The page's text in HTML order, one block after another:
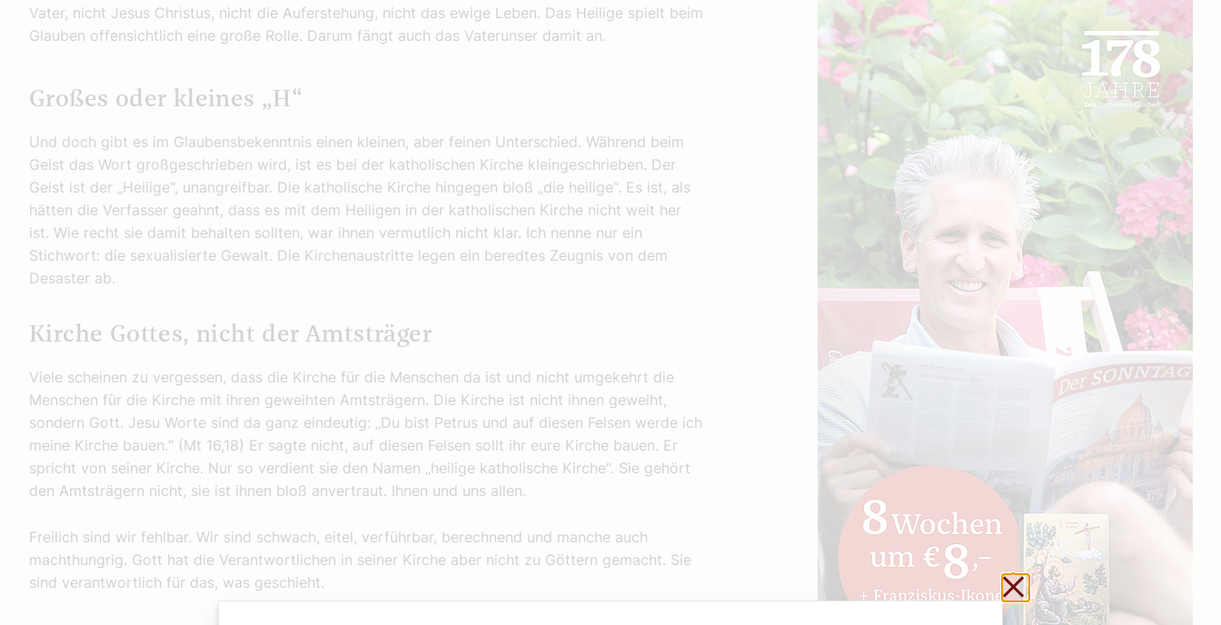
Vater, nicht Jesus Christus, nicht die Auferstehung, nicht das ewige Leben. Das Heilige spielt beim
Glauben offensichtlich eine große Rolle. Darum fängt auch das Vaterunser damit an.
Großes oder kleines „H“
Und doch gibt es im Glaubensbekenntnis einen kleinen, aber feinen Unterschied. Während beim
Geist das Wort großgeschrieben wird, ist es bei der katholischen Kirche kleingeschrieben. Der
Geist ist der „Heilige“, unangreifbar. Die katholische Kirche hingegen bloß „die heilige“. Es ist, als
hätten die Verfasser geahnt, dass es mit dem Heiligen in der katholischen Kirche nicht weit her
ist. Wie recht sie damit behalten sollten, war ihnen vermutlich nicht klar. Ich nenne nur ein
Stichwort: die sexualisierte Gewalt. Die Kirchenaustritte legen ein beredtes Zeugnis von dem
Desaster ab.
Kirche Gottes, nicht der Amtsträger
Viele scheinen zu vergessen, dass die Kirche für die Menschen da ist und nicht umgekehrt die
Menschen für die Kirche mit ihren geweihten Amtsträgern. Die Kirche ist nicht ihnen geweiht,
sondern Gott. Jesu Worte sind da ganz eindeutig: „Du bist Petrus und auf diesen Felsen werde ich
meine Kirche bauen.“ (Mt 16,18) Er sagte nicht, auf diesen Felsen sollt ihr eure Kirche bauen. Er
spricht von seiner Kirche. Nur so verdient sie den Namen „heilige katholische Kirche“. Sie gehört
den Amtsträgern nicht, sie ist ihnen bloß anvertraut. Ihnen und uns allen.
Freilich sind wir fehlbar. Wir sind schwach, eitel, verführbar, berechnend und manche auch
machthungrig. Gott hat die Verantwortlichen in seiner Kirche aber nicht zu Göttern gemacht. Sie
sind verantwortlich für das, was geschieht.
Schließen ohne zu